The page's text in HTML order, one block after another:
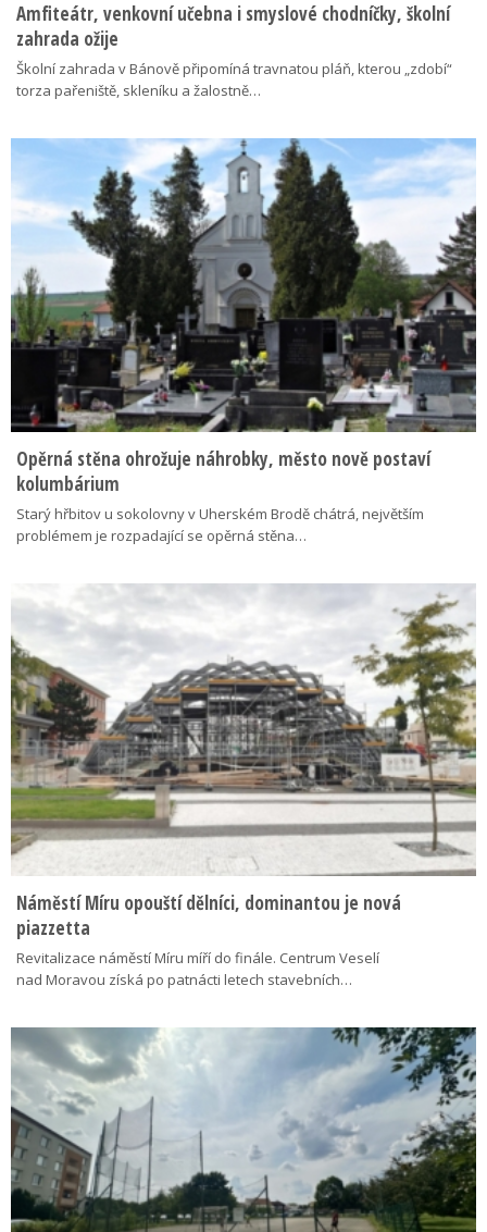
Amfiteátr, venkovní učebna i smyslové chodníčky, školní
zahrada ožije
Školní zahrada v Bánově připomíná travnatou pláň, kterou „zdobí“
torza pařeniště, skleníku a žalostně…
Opěrná stěna ohrožuje náhrobky, město nově postaví
kolumbárium
Starý hřbitov u sokolovny v Uherském Brodě chátrá, největším
problémem je rozpadající se opěrná stěna…
Náměstí Míru opouští dělníci, dominantou je nová
piazzetta
Revitalizace náměstí Míru míří do finále. Centrum Veselí
nad Moravou získá po patnácti letech stavebních…